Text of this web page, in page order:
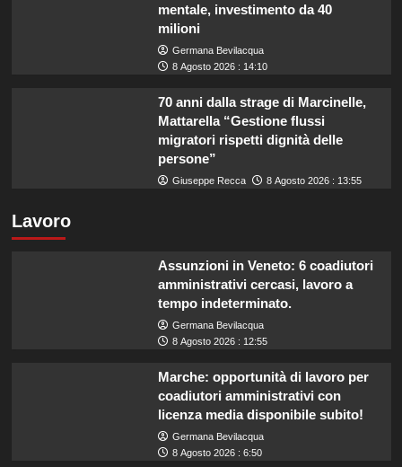
mentale, investimento da 40
milioni
Germana Bevilacqua
8 Agosto 2026 : 14:10
70 anni dalla strage di Marcinelle,
Mattarella “Gestione flussi
migratori rispetti dignità delle
persone”
Giuseppe Recca 8 Agosto 2026 : 13:55
Lavoro
Assunzioni in Veneto: 6 coadiutori
amministrativi cercasi, lavoro a
tempo indeterminato.
Germana Bevilacqua
8 Agosto 2026 : 12:55
Marche: opportunità di lavoro per
coadiutori amministrativi con
licenza media disponibile subito!
Germana Bevilacqua
8 Agosto 2026 : 6:50